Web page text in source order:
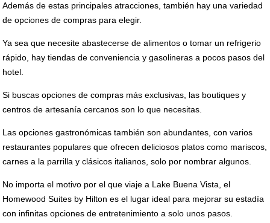
Además de estas principales atracciones, también hay una variedad
de opciones de compras para elegir.
Ya sea que necesite abastecerse de alimentos o tomar un refrigerio
rápido, hay tiendas de conveniencia y gasolineras a pocos pasos del
hotel.
Si buscas opciones de compras más exclusivas, las boutiques y
centros de artesanía cercanos son lo que necesitas.
Las opciones gastronómicas también son abundantes, con varios
restaurantes populares que ofrecen deliciosos platos como mariscos,
carnes a la parrilla y clásicos italianos, solo por nombrar algunos.
No importa el motivo por el que viaje a Lake Buena Vista, el
Homewood Suites by Hilton es el lugar ideal para mejorar su estadía
con infinitas opciones de entretenimiento a solo unos pasos.